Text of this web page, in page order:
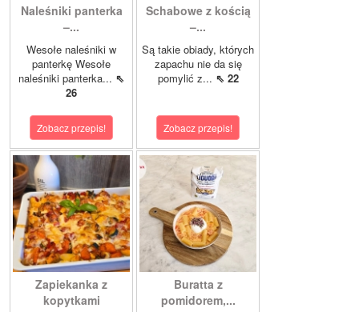
Naleśniki panterka
–...
Wesołe naleśniki w
panterkę Wesołe
naleśniki panterka... ⇖
26
Zobacz przepis!
Schabowe z kością
–...
Są takie obiady, których
zapachu nie da się
pomylić z... ⇖ 22
Zobacz przepis!
Zapiekanka z
kopytkami
Buratta z
pomidorem,...